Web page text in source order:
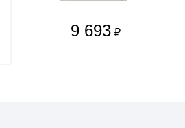
9 693 ₽